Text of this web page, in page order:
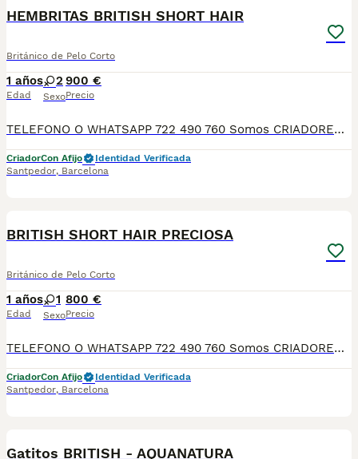
HEMBRITAS BRITISH SHORT HAIR
Británico de Pelo Corto
1 años
Edad
2
Sexo
900 €
Precio
TELEFONO O WHATSAPP 722 490 760 Somos CRIADORES PROFESIONALES, CON NÚCLEO ZOOLÓGICO PROPIO. Seleccionamos para tener los mejores ejemplares tanto a nivel morfología como a nivel de salud y comportamiento. Nuestros cachorros crecen en un ambiente familiar, con unas condiciones higiénico-sanitarias excepcionales y totalmente socializados, tanto con otros animales como con las personas, para garantizar su bienestar animal. No dudes en consultar sobre disponibilidad de entrega, reserva y sus características, Nuestros cachorros se entregan: DESPARASITADOS INTERNA Y EXTERNAMENTE CON SUS VACUNAS AL DÍA CORRESPONDIENTES POR EDAD CARTILLA DE VACUNACIÓN Y GARANTIA COMPLETA DE SALUD ( VÍRICAS, GENÉTICAS Y HEREDITARIAS) POR ESCRITO! PARA MAS INFORMACIÓN, FOTOS/VIDEOS O CONSULTAS LLAMANOS O ESCRIBENOS POR WHATSAPP AL 722 490 760 POSIBILIDAD DE ENTREGA PERSONALIZADA A DOMICILIO EN TODO EL TERRITORIO NACIONAL.
CriadorCon Afijo
Identidad Verificada
Santpedor, Barcelona
BRITISH SHORT HAIR PRECIOSA
Británico de Pelo Corto
1 años
Edad
1
Sexo
800 €
Precio
TELEFONO O WHATSAPP 722 490 760 Somos CRIADORES PROFESIONALES, CON NÚCLEO ZOOLÓGICO PROPIO. Seleccionamos para tener los mejores ejemplares tanto a nivel morfología como a nivel de salud y comportamiento. Nuestros cachorros crecen en un ambiente familiar, con unas condiciones higiénico-sanitarias excepcionales y totalmente socializados, tanto con otros animales como con las personas, para garantizar su bienestar animal. No dudes en consultar sobre disponibilidad de entrega, reserva y sus características, Nuestros cachorros se entregan: DESPARASITADOS INTERNA Y EXTERNAMENTE CON SUS VACUNAS AL DÍA CORRESPONDIENTES POR EDAD CARTILLA DE VACUNACIÓN Y GARANTIA COMPLETA DE SALUD ( VÍRICAS, GENÉTICAS Y HEREDITARIASñ) POR ESCRITO! PARA MAS INFORMACIÓN, FOTOS/VIDEOS O CONSULTAS LLAMANOS O ESCRIBENOS POR WHATSAPP AL 722 490 760 POSIBILIDAD DE ENTREGA PERSONALIZADA A DOMICILIO EN TODO EL TERRITORIO NACIONAL.
CriadorCon Afijo
Identidad Verificada
Santpedor, Barcelona
Gatitos BRITISH - AQUANATURA